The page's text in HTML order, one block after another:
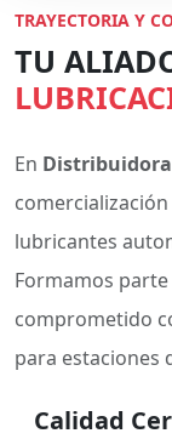
TRAYECTORIA Y
TU
En
lubricantes
Formamos
comprometido
para estaciones
Calidad